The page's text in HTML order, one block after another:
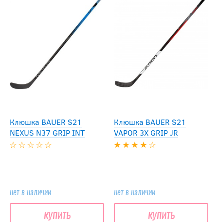
Клюшка BAUER S21
NEXUS N37 GRIP INT
нет в наличии
купить
Клюшка BAUER S21
VAPOR 3X GRIP JR
нет в наличии
купить